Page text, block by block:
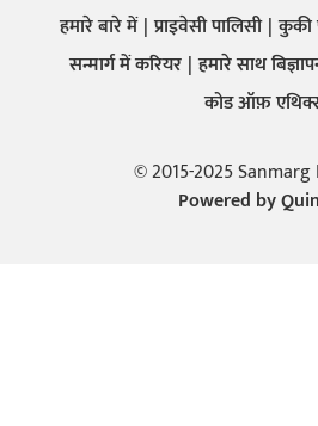
हमारे बारे में प्राइवेसी पालिसी कुकी
सन्मार्ग में करियर हमारे साथ
कोड ऑफ़
© 2015-2025
Powered by